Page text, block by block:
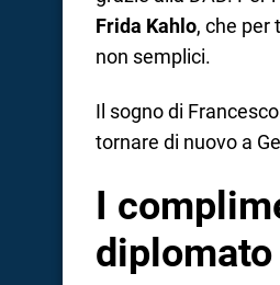
Frida Kahlo, che per
non semplici.
Il sogno di
tornare di nuovo a
I